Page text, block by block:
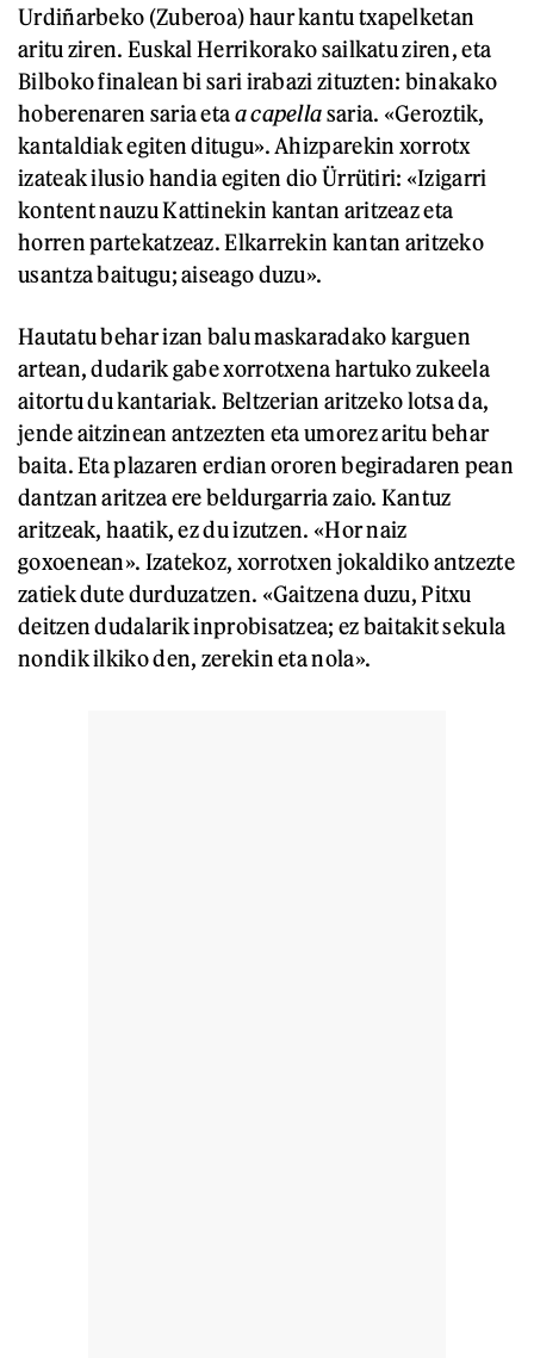
Urdiñarbeko (Zuberoa) haur kantu txapelketan
aritu ziren. Euskal Herrikorako sailkatu ziren, eta
Bilboko finalean bi sari irabazi zituzten: binakako
hoberenaren saria etaa capellasaria. «Geroztik,
kantaldiak egiten ditugu». Ahizparekin xorrotx
izateak ilusio handia egiten dio Ürrütiri: «Izigarri
kontent nauzu Kattinekin kantan aritzeaz eta
horren partekatzeaz. Elkarrekin kantan aritzeko
usantza baitugu; aiseago duzu».
Hautatu behar izan balu maskaradako karguen
artean, dudarik gabe xorrotxena hartuko zukeela
aitortu du kantariak. Beltzerian aritzeko lotsa da,
jende aitzinean antzezten eta umorez aritu behar
baita. Eta plazaren erdian ororen begiradaren pean
dantzan aritzea ere beldurgarria zaio. Kantuz
aritzeak, haatik, ez du izutzen. «Hor naiz
goxoenean». Izatekoz, xorrotxen jokaldiko antzezte
zatiek dute durduzatzen. «Gaitzena duzu, Pitxu
deitzen dudalarik inprobisatzea; ez baitakit sekula
nondik ilkiko den, zerekin eta nola».